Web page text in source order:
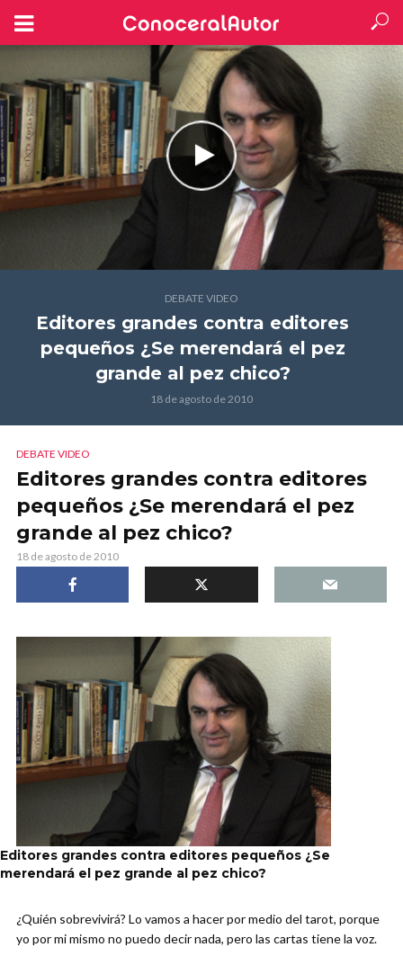
DEBATE VIDEO
Editores grandes contra editores
pequeños ¿Se merendará el pez
grande al pez chico?
18 de agosto de 2010
DEBATE VIDEO
Editores grandes contra editores
pequeños ¿Se merendará el pez
grande al pez chico?
18 de agosto de 2010
Editores grandes contra editores pequeños ¿Se
merendará el pez grande al pez chico?
¿Quién sobrevivirá? Lo vamos a hacer por medio del tarot, porque
yo por mi mismo no puedo decir nada, pero las cartas tiene la voz.